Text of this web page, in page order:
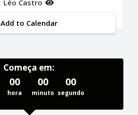
Léo Castro
Add to Calendar
Começa em:
00
hora
00
minuto
00
segundo